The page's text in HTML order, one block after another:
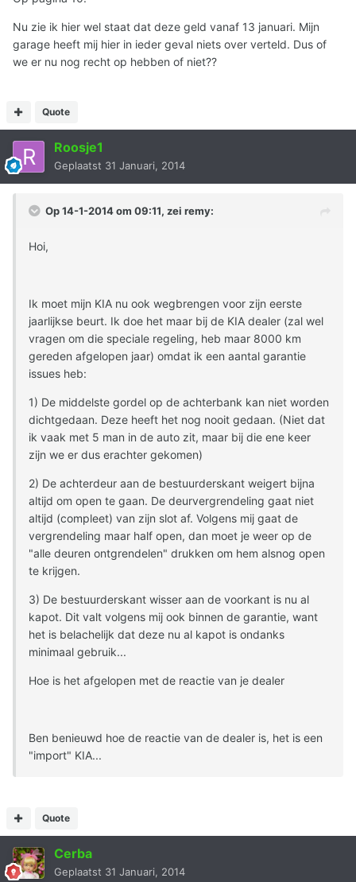
Nu zie ik hier wel staat dat deze geld vanaf 13 januari. Mijn
garage heeft mij hier in ieder geval niets over verteld. Dus of
we er nu nog recht op hebben of niet??
Quote
Roosje1
Geplaatst 31 Januari, 2014
Op 14-1-2014 om 09:11, zei remy:
Hoi,
Ik moet mijn KIA nu ook wegbrengen voor zijn eerste
jaarlijkse beurt. Ik doe het maar bij de KIA dealer (zal wel
vragen om die speciale regeling, heb maar 8000 km
gereden afgelopen jaar) omdat ik een aantal garantie
issues heb:
1) De middelste gordel op de achterbank kan niet worden
dichtgedaan. Deze heeft het nog nooit gedaan. (Niet dat
ik vaak met 5 man in de auto zit, maar bij die ene keer
zijn we er dus erachter gekomen)
2) De achterdeur aan de bestuurderskant weigert bijna
altijd om open te gaan. De deurvergrendeling gaat niet
altijd (compleet) van zijn slot af. Volgens mij gaat de
vergrendeling maar half open, dan moet je weer op de
"alle deuren ontgrendelen" drukken om hem alsnog open
te krijgen.
3) De bestuurderskant wisser aan de voorkant is nu al
kapot. Dit valt volgens mij ook binnen de garantie, want
het is belachelijk dat deze nu al kapot is ondanks
minimaal gebruik...
Hoe is het afgelopen met de reactie van je dealer
Ben benieuwd hoe de reactie van de dealer is, het is een
"import" KIA...
Quote
Cerba
Geplaatst 31 Januari, 2014